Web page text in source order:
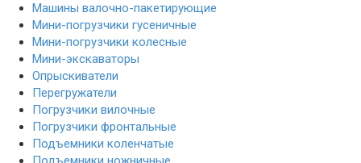
Машины валочно-пакетирующие
Мини-погрузчики гусеничные
Мини-погрузчики колесные
Мини-экскаваторы
Опрыскиватели
Перегружатели
Погрузчики вилочные
Погрузчики фронтальные
Подъемники коленчатые